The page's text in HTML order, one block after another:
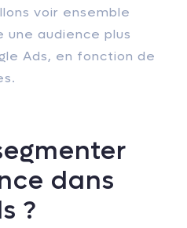
voir ensemble
audience plus
Ads, en fonction de
dans
?